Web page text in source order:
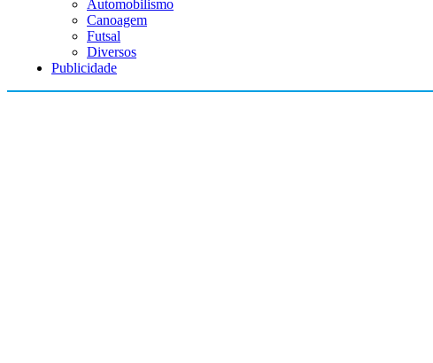
Automobilismo
Canoagem
Futsal
Diversos
Publicidade